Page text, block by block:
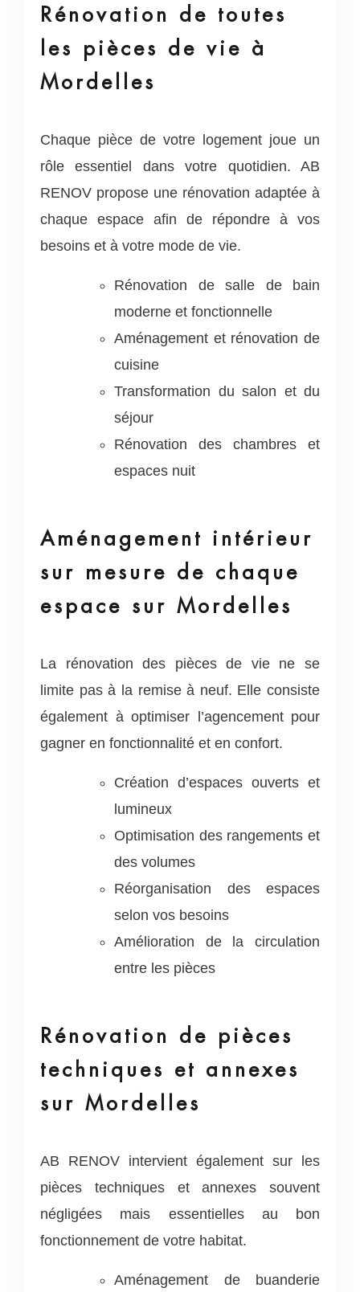
Rénovation de toutes
les pièces de vie à
Mordelles
Chaque pièce de votre logement joue un
rôle essentiel dans votre quotidien. AB
RENOV propose une rénovation adaptée à
chaque espace afin de répondre à vos
besoins et à votre mode de vie.
Rénovation de salle de bain
moderne et fonctionnelle
Aménagement et rénovation de
cuisine
Transformation du salon et du
séjour
Rénovation des chambres et
espaces nuit
Aménagement intérieur
sur mesure de chaque
espace sur Mordelles
La rénovation des pièces de vie ne se
limite pas à la remise à neuf. Elle consiste
également à optimiser l’agencement pour
gagner en fonctionnalité et en confort.
Création d’espaces ouverts et
lumineux
Optimisation des rangements et
des volumes
Réorganisation des espaces
selon vos besoins
Amélioration de la circulation
entre les pièces
Rénovation de pièces
techniques et annexes
sur Mordelles
AB RENOV intervient également sur les
pièces techniques et annexes souvent
négligées mais essentielles au bon
fonctionnement de votre habitat.
Aménagement de buanderie